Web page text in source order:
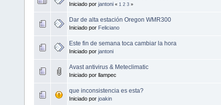
Iniciado por jantoni « 1 2 3 »
Dar de alta estación Oregon WMR300
Iniciado por Feliciano
Este fin de semana toca cambiar la hora
Iniciado por jantoni
Avast antivirus & Meteclimatic
Iniciado por llampec
que inconsistencia es esta?
Iniciado por joakin